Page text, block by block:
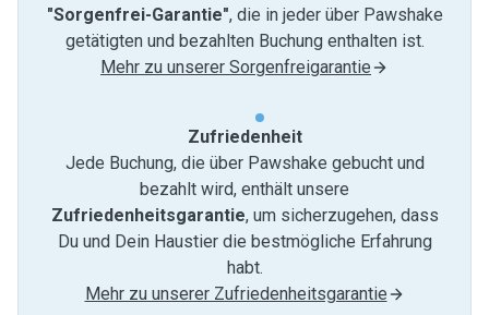
"Sorgenfrei-Garantie", die in jeder über Pawshake
getätigten und bezahlten Buchung enthalten ist.
Mehr zu unserer Sorgenfreigarantie
Zufriedenheit
Jede Buchung, die über Pawshake gebucht und
bezahlt wird, enthält unsere
Zufriedenheitsgarantie, um sicherzugehen, dass
Du und Dein Haustier die bestmögliche Erfahrung
habt.
Mehr zu unserer Zufriedenheitsgarantie